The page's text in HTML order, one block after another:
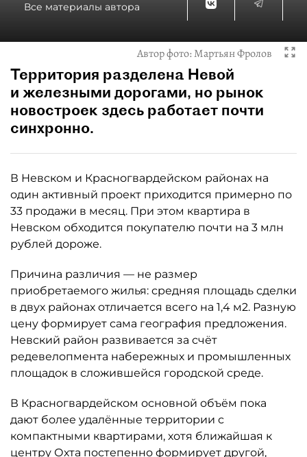
Все материалы автора
Автор фото:Мартьян Фролов
Территория разделена Невой
и железными дорогами, но рынок
новостроек здесь работает почти
синхронно.
В Невском и Красногвардейском районах на
один активный проект приходится примерно по
33 продажи в месяц. При этом квартира в
Невском обходится покупателю почти на 3 млн
рублей дороже.
Причина различия — не размер
приобретаемого жилья: средняя площадь сделки
в двух районах отличается всего на 1,4 м2. Разную
цену формирует сама география предложения.
Невский район развивается за счёт
редевелопмента набережных и промышленных
площадок в сложившейся городской среде.
В Красногвардейском основной объём пока
дают более удалённые территории с
компактными квартирами, хотя ближайшая к
центру Охта постепенно формирует другой,